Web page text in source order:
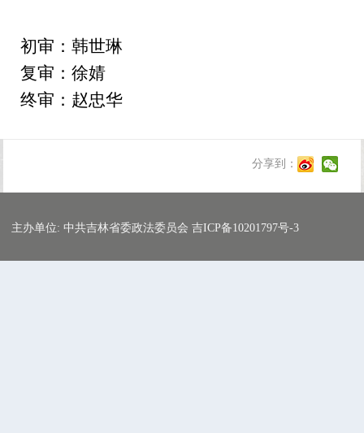
初审：韩世琳
复审：徐婧
终审：赵忠华
分享到：
主办单位: 中共吉林省委政法委员会 吉ICP备10201797号-3